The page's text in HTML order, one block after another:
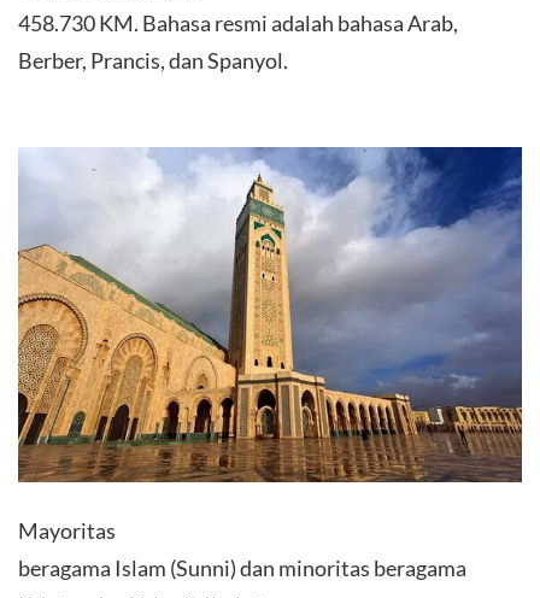
458.730 KM. Bahasa resmi adalah bahasa Arab,
Berber, Prancis, dan Spanyol.
Mayoritas
beragama Islam (Sunni) dan minoritas beragama